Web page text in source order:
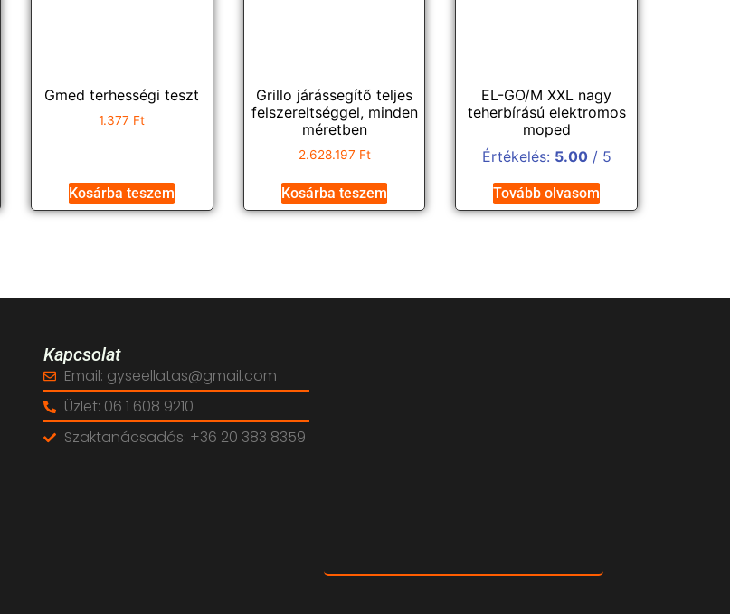
Gmed terhességi teszt
1.377 Ft
Kosárba teszem
Grillo járássegítő teljes
felszereltséggel, minden
méretben
2.628.197 Ft
Kosárba teszem
EL-GO/M XXL nagy
teherbírású elektromos
moped
Értékelés: 5.00/ 5
Tovább olvasom
Kapcsolat
Email: gyseellatas@gmail.com
Üzlet: 06 1 608 9210
Szaktanácsadás: +36 20 383 8359